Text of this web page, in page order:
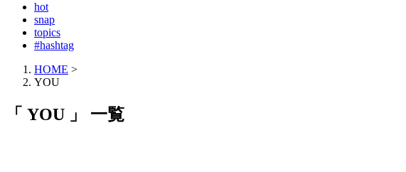
hot
snap
topics
#hashtag
HOME >
YOU
「 YOU 」 一覧